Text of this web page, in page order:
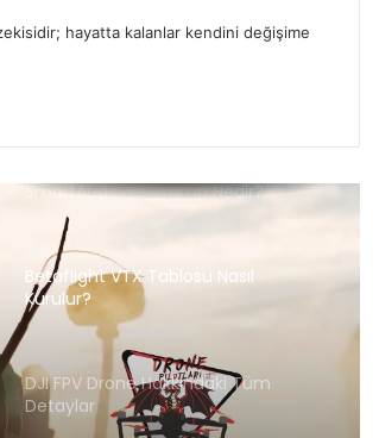
hayatta kalanlar kendini değişime
SmartAudio ve Tramp Nedir?
Betaflight VTX Tablosu Nasıl
Kurulur?
DJI FPV Drone Hakkındaki Tüm
Detaylar